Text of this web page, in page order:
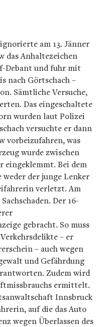
am 13. Jänner
das Anhaltezeichen
Debant und fuhr mit
nach Görtschach –
Sämtliche Versuche,
Das eingeschaltete
wurden laut Polizei
versuchte er dann
vorbeizufahren, was
wurde zwischen
eingeklemmt. Bei dem
der junge Lenker
verletzt. Am
Der 16-
gebracht. So muss
– er
– auch wegen
und Gefährdung
Zudem wird
ermittelt.
Innsbruck
auf die das Auto
wegen Überlassen des